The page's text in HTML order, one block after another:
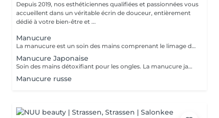
Depuis 2019, nos esthéticiennes qualifiées et passionnées vous
accueillent dans un véritable écrin de douceur, entièrement
dédié à votre bien-être et ...
Manucure
La manucure est un soin des mains comprenant le limage des ongles, la pousse et la coupe des cuticules, gommage, massage avec crème de soin et application d'un vernis transparent si désiré.
Manucure Japonaise
Soin des mains détoxifiant pour les ongles. La manucure japonaise consiste à polir et nettoyer les ongles en profondeur pour ensuite les nourrir avec une pâte à base de cire d'abeille qui va oxygéner l'ongle. L'ongle ressort brillant naturellement et pour une durée de 3 semaines. Comprend le limage des ongles, la pousse et la coupe des cuticules, polissage, application de la pâte à base de cire d'abeille et de la poudre fixante, gommage, massage avec crème de soin et application d'un vernis transparent si désiré.
Manucure russe